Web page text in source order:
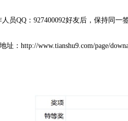
QQ：927400092好友后，保持同一
：http://www.tianshu9.com/page/